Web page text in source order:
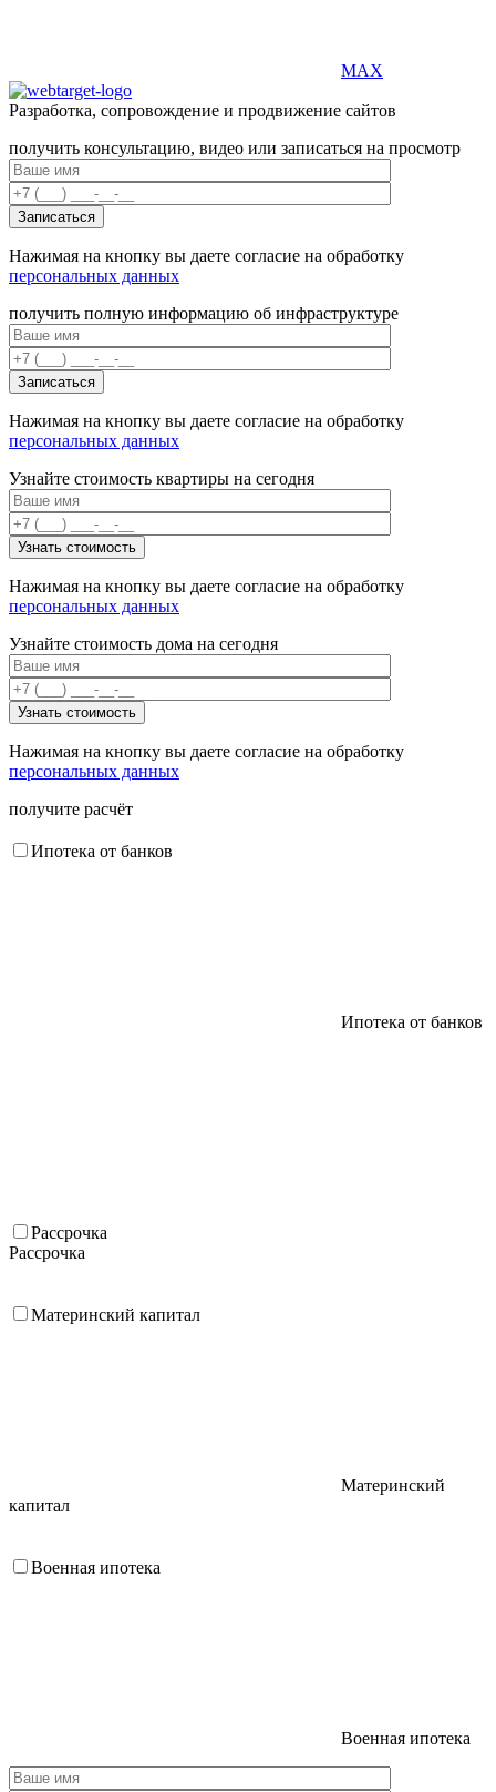
MAX
Разработка, сопровождение и продвижение сайтов
получить консультацию, видео или записаться на просмотр
Нажимая на кнопку вы даете согласие на обработку
персональных данных
получить полную информацию об инфраструктуре
Нажимая на кнопку вы даете согласие на обработку
персональных данных
Узнайте стоимость квартиры на сегодня
Нажимая на кнопку вы даете согласие на обработку
персональных данных
Узнайте стоимость дома на сегодня
Нажимая на кнопку вы даете согласие на обработку
персональных данных
получите расчёт
Ипотека от банков
Ипотека от банков
Рассрочка
Рассрочка
Материнский капитал
Материнский
капитал
Военная ипотека
Военная ипотека